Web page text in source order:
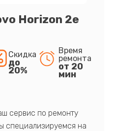
Horizon 2e
Скидка
до
20%
Время
ремонта
от 20
мин
сервис по ремонту
специализируемся на